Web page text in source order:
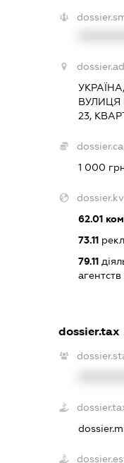
ВУЛИЦЯ
23,
1 000
62.01
73.11
79.11
агентств
dossier.tax